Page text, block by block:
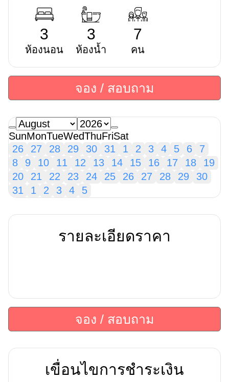
3
ห้องนอน
3
ห้องน้ำ
7
คน
จอง / สอบถาม
SunMonTueWedThuFriSat
26
27 28 29 30 31 1 2 3 4 5 6
7
8
9 10 11 12 13 14 15 16 17 18
19
20
21 22 23 24 25 26 27 28 29
30
31
1 2 3 4 5
รายละเอียดราคา
จอง / สอบถาม
เขื่อนไขการชำระเงิน